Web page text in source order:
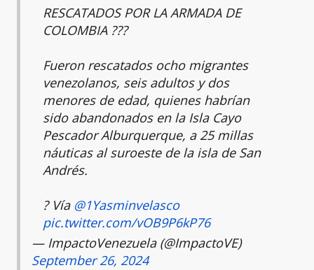
RESCATADOS POR LA ARMADA DE
COLOMBIA ???
Fueron rescatados ocho migrantes
venezolanos, seis adultos y dos
menores de edad, quienes habrían
sido abandonados en la Isla Cayo
Pescador Alburquerque, a 25 millas
náuticas al suroeste de la isla de San
Andrés.
? Vía @1Yasminvelasco
pic.twitter.com/vOB9P6kP76
— ImpactoVenezuela (@ImpactoVE)
September 26, 2024